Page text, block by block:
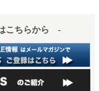
こちらから -